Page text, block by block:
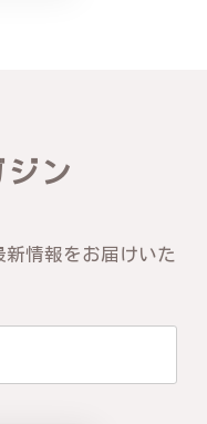
そして当店を
サービスを心
ございました
い申し上げま
ジン
情報をお届けいた